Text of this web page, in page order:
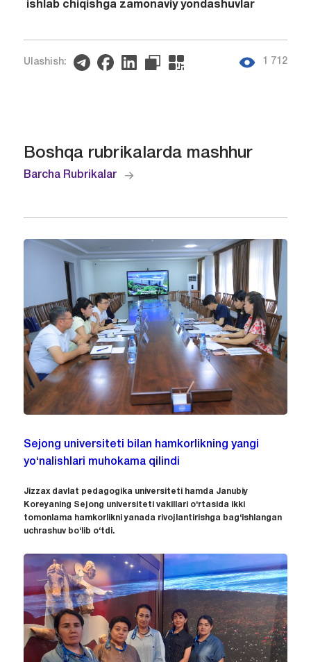
ishlab chiqishga zamonaviy yondashuvlar
Ulashish: 1 712
Boshqa rubrikalarda mashhur
Barcha Rubrikalar
Sejong universiteti bilan hamkorlikning yangi
yo‘nalishlari muhokama qilindi
Jizzax davlat pedagogika universiteti hamda Janubiy
Koreyaning Sejong universiteti vakillari o‘rtasida ikki
tomonlama hamkorlikni yanada rivojlantirishga bag‘ishlangan
uchrashuv bo‘lib o‘tdi.